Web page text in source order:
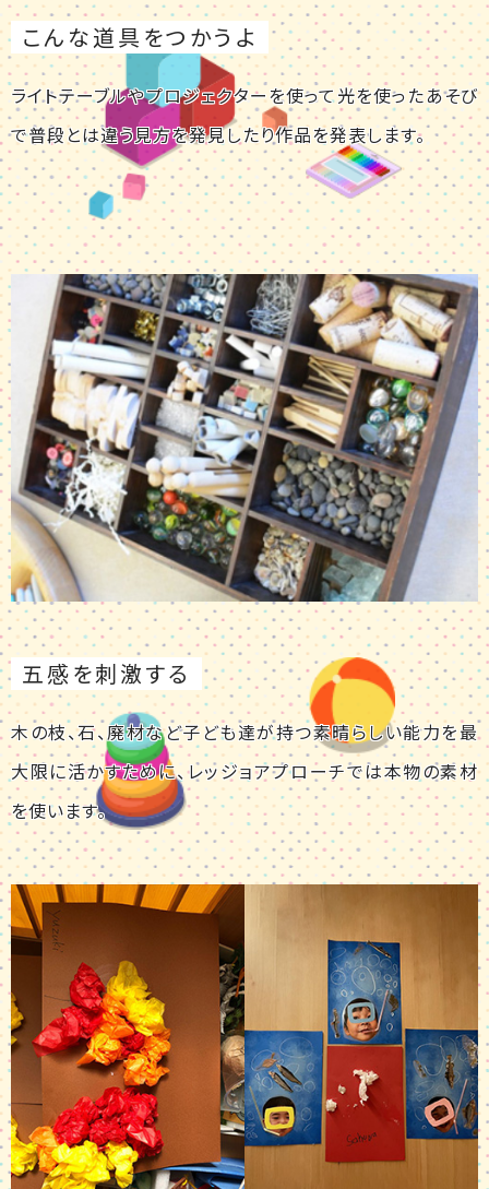
こんな道具をつかうよ
ライトテーブルやプロジェクターを使って光を使ったあそび
で普段とは違う見方を発見したり作品を発表します。
五感を刺激する
木の枝、石、廃材など子ども達が持つ素晴らしい能力を最
大限に活かすために、レッジョアプローチでは本物の素材
を使います。